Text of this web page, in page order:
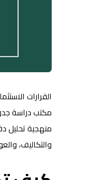
القرارات
مكتب دراسة
منهجية تحليل
والتكاليف،